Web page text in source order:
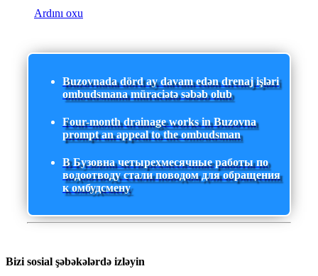
Ardını oxu
Buzovnada dörd ay davam edən drenaj işləri
ombudsmana müraciətə səbəb olub
Four-month drainage works in Buzovna
prompt an appeal to the ombudsman
В Бузовна четырехмесячные работы по
водоотводу стали поводом для обращения
к омбудсмену
Bizi sosial şəbəkələrdə izləyin